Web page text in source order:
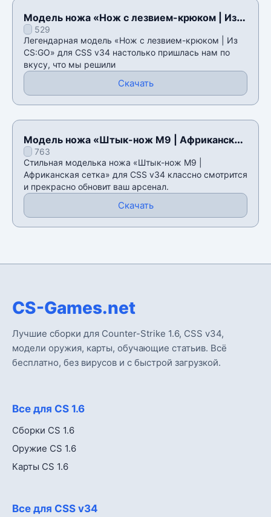
Модель ножа «Нож с лезвием-крюком | Из
CS:GO» для CSS v34
529
Легендарная модель «Нож с лезвием-крюком | Из
CS:GO» для CSS v34 настолько пришлась нам по
вкусу, что мы решили
Скачать
Модель ножа «Штык-нож M9 | Африканская
сетка» для CSS v34
763
Стильная моделька ножа «Штык-нож M9 |
Африканская сетка» для CSS v34 классно смотрится
и прекрасно обновит ваш арсенал.
Скачать
CS-Games.net
Лучшие сборки для Counter-Strike 1.6, CSS v34,
модели оружия, карты, обучающие статьив. Всё
бесплатно, без вирусов и с быстрой загрузкой.
Все для CS 1.6
Сборки CS 1.6
Оружие CS 1.6
Карты CS 1.6
Все для CSS v34